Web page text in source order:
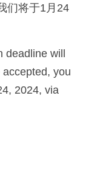
们将于1月24
will
you
2024, via